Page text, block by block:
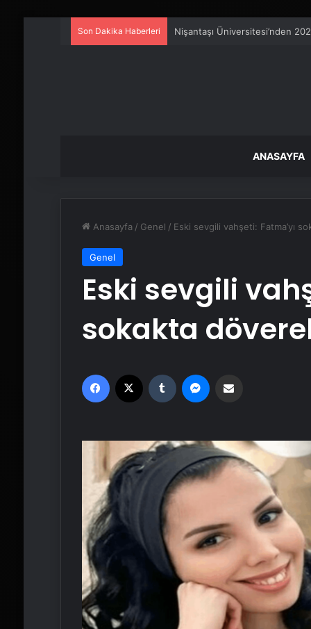
Son Dakika Haberleri Artı Kazan, Endüstriyel Buhar
ANASAYFA
Anasayfa / Genel / Eski sevgili vahşeti: Fatma’yı
Genel
Eski sevgili
sokakta
Facebook Tumblr